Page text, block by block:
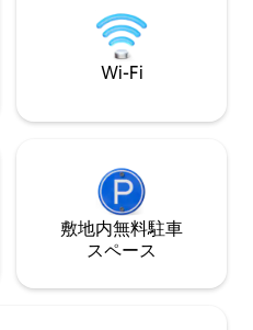
ズベッド
な聖域。
ます。
に最適な場所です
Wi-Fi
敷地内無料駐⁠車
ス⁠ペ⁠ー⁠ス